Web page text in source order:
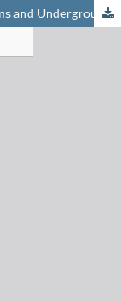
Safety and Protection Measures in Tank Farms and Underground Piping Sécurité et mesures de protection dans les parcs à réservoirs et les galeries souterraines